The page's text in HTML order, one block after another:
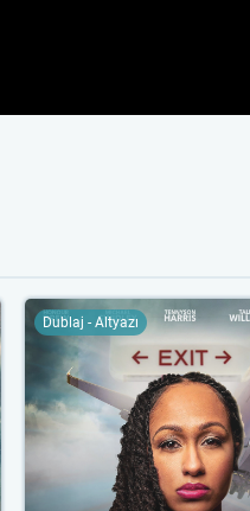
Dublaj - Altyazı